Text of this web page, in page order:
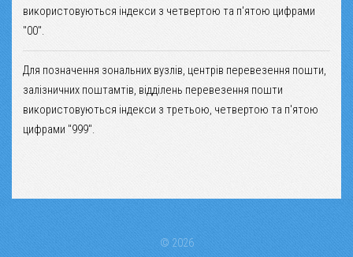
використовуються індекси з четвертою та п'ятою цифрами
"00".
Для позначення зональних вузлів, центрів перевезення пошти,
залізничних поштамтів, відділень перевезення пошти
використовуються індекси з третьою, четвертою та п'ятою
цифрами "999".
© 2026